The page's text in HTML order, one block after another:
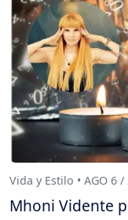
Vida y Estilo • AGO 6 /
Mhoni Vidente